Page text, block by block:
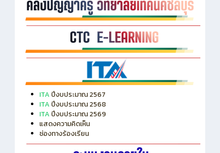
ITA ปีงบประมาณ 2567
ITA ปีงบประมาณ 2568
ITAปีงบประมาณ 2569
แสดงความคิดเห็น
ช่องทางร้องเรียน